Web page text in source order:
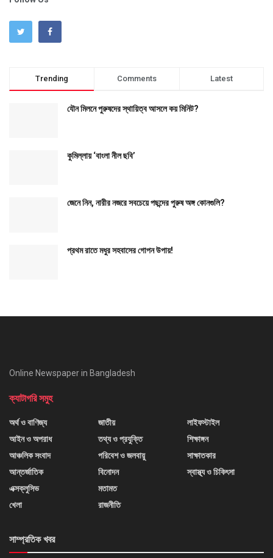
Trending Comments Latest
যৌন মিলনে পুরুষদের স্থায়িত্ব আসলে কয় মিনিট?
কুমিল্লায় ‘বাংলা নীল ছবি’
জেনে নিন, নারীর নজরে সবচেয়ে পছন্দের পুরুষ অঙ্গ কোনগুলি?
প্রথম রাতে মধুর সহবাসের গোপন উপায়!
Online Newspaper in Bangladesh
ক্যাটাগরি সমুহ
অর্থ ও বাণিজ্য
আইন ও অপরাধ
আঞ্চলিক সংবাদ
আন্তর্জাতিক
এক্সক্লুসিভ
খেলা
জাতীয়
তথ্য ও প্রযুক্তি
পরিবেশ ও জলবায়ু
বিনোদন
মতামত
রাজনীতি
লাইফস্টাইল
শিক্ষাঙ্গন
সাক্ষাতকার
স্বাস্থ্য ও চিকিৎসা
সাম্প্রতিক খবর